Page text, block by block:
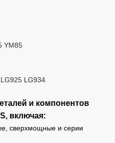
YM85
LG934
и компонентов
включая:
сверхмощные и серии